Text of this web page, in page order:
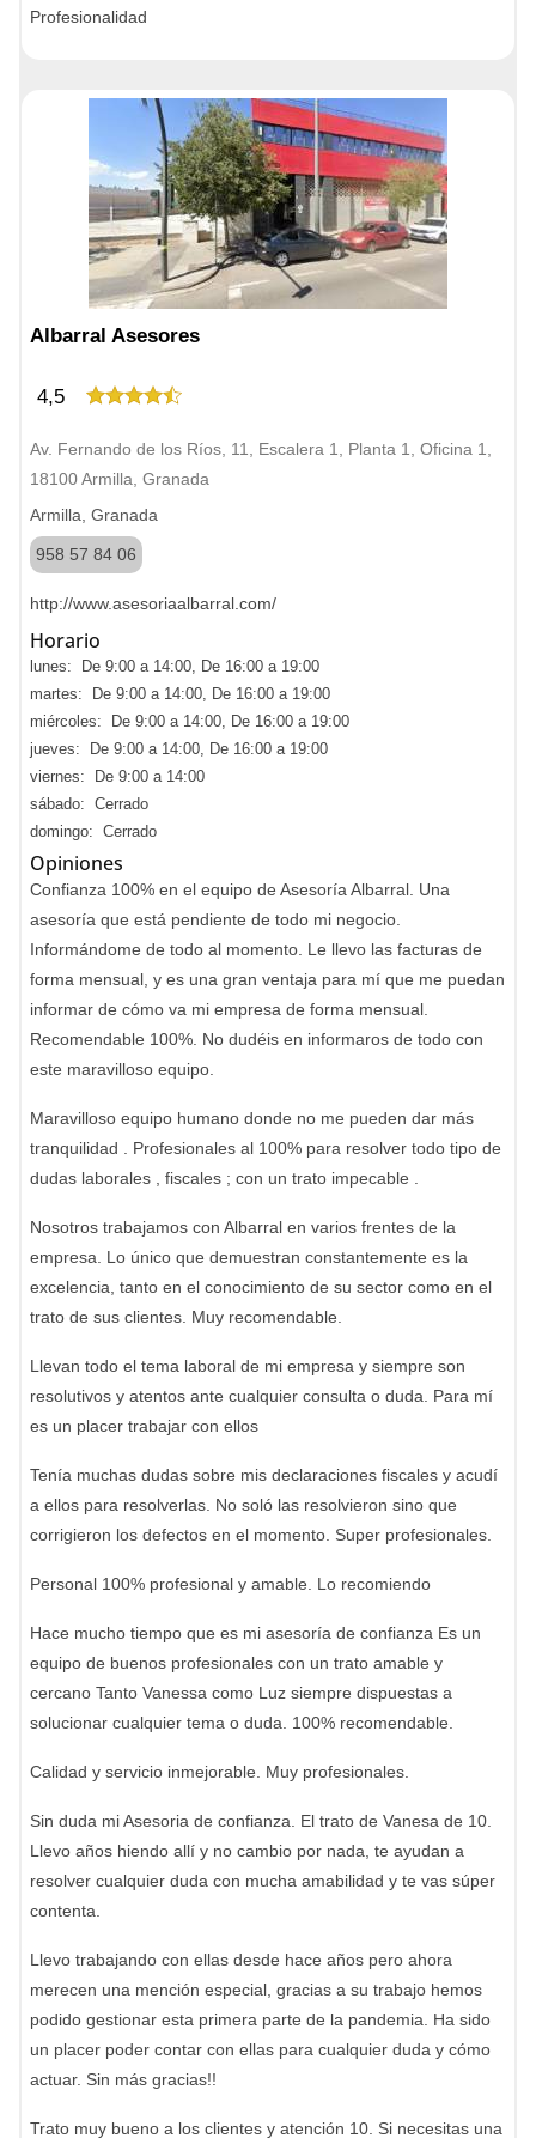
Profesionalidad
Albarral Asesores
4,5
Av. Fernando de los Ríos, 11, Escalera 1, Planta 1, Oficina 1,
18100 Armilla, Granada
Armilla, Granada
958 57 84 06
http://www.asesoriaalbarral.com/
Horario
lunes: De 9:00 a 14:00, De 16:00 a 19:00
martes: De 9:00 a 14:00, De 16:00 a 19:00
miércoles: De 9:00 a 14:00, De 16:00 a 19:00
jueves: De 9:00 a 14:00, De 16:00 a 19:00
viernes: De 9:00 a 14:00
sábado: Cerrado
domingo: Cerrado
Opiniones
Confianza 100% en el equipo de Asesoría Albarral. Una
asesoría que está pendiente de todo mi negocio.
Informándome de todo al momento. Le llevo las facturas de
forma mensual, y es una gran ventaja para mí que me puedan
informar de cómo va mi empresa de forma mensual.
Recomendable 100%. No dudéis en informaros de todo con
este maravilloso equipo.
Maravilloso equipo humano donde no me pueden dar más
tranquilidad . Profesionales al 100% para resolver todo tipo de
dudas laborales , fiscales ; con un trato impecable .
Nosotros trabajamos con Albarral en varios frentes de la
empresa. Lo único que demuestran constantemente es la
excelencia, tanto en el conocimiento de su sector como en el
trato de sus clientes. Muy recomendable.
Llevan todo el tema laboral de mi empresa y siempre son
resolutivos y atentos ante cualquier consulta o duda. Para mí
es un placer trabajar con ellos
Tenía muchas dudas sobre mis declaraciones fiscales y acudí
a ellos para resolverlas. No soló las resolvieron sino que
corrigieron los defectos en el momento. Super profesionales.
Personal 100% profesional y amable. Lo recomiendo
Hace mucho tiempo que es mi asesoría de confianza Es un
equipo de buenos profesionales con un trato amable y
cercano Tanto Vanessa como Luz siempre dispuestas a
solucionar cualquier tema o duda. 100% recomendable.
Calidad y servicio inmejorable. Muy profesionales.
Sin duda mi Asesoria de confianza. El trato de Vanesa de 10.
Llevo años hiendo allí y no cambio por nada, te ayudan a
resolver cualquier duda con mucha amabilidad y te vas súper
contenta.
Llevo trabajando con ellas desde hace años pero ahora
merecen una mención especial, gracias a su trabajo hemos
podido gestionar esta primera parte de la pandemia. Ha sido
un placer poder contar con ellas para cualquier duda y cómo
actuar. Sin más gracias!!
Trato muy bueno a los clientes y atención 10. Si necesitas una